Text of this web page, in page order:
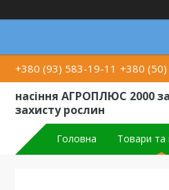
+380 (93) 583-19-11 +380
насіння АГРОПЛЮС 2000
захисту рослин
Головна Товари та